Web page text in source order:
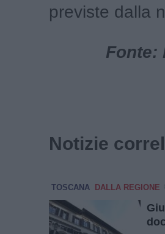
previste dalla
Fonte:
Notizie
TOSCANA DALLA REGIONE